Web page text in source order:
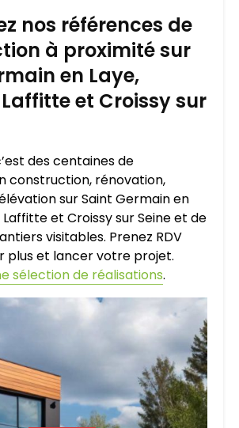
nos références de
à proximité sur
en Laye,
et Croissy sur
des centaines de
construction, rénovation,
sur Saint Germain en
Laffitte et Croissy sur Seine et de
visitables. Prenez RDV
plus et lancer votre projet.
sélection de réalisations.